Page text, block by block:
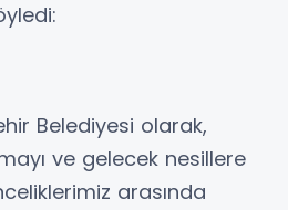
Belediyesi olarak,
ve gelecek nesillere
arasında